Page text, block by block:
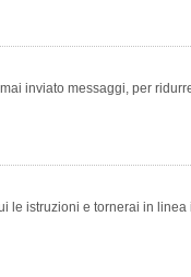
inviato messaggi, per
le istruzioni e tornerai in linea